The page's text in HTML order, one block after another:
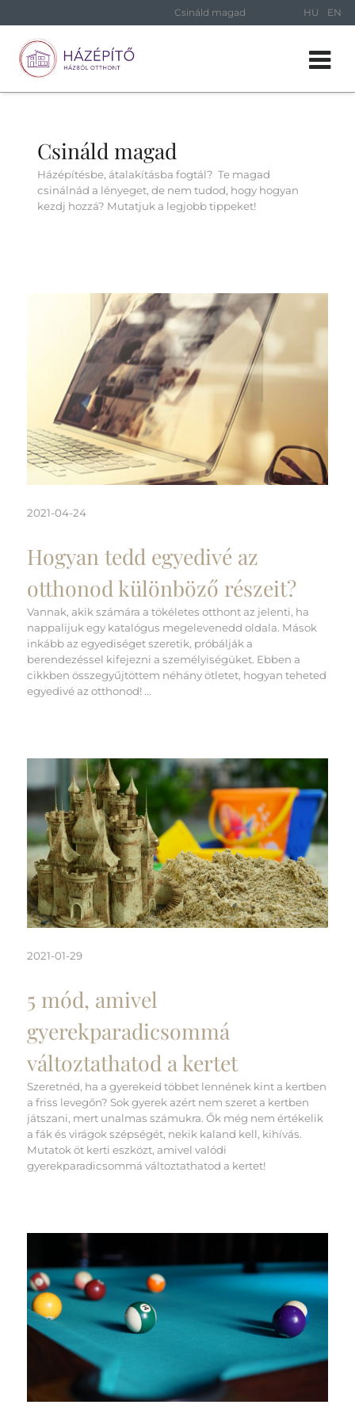
Csináld magad HU EN
Csináld magad
Házépítésbe, átalakításba fogtál? Te magad
csinálnád a lényeget, de nem tudod, hogy hogyan
kezdj hozzá? Mutatjuk a legjobb tippeket!
2021-04-24
Hogyan tedd egyedivé az
otthonod különböző részeit?
Vannak, akik számára a tökéletes otthont az jelenti, ha
nappalijuk egy katalógus megelevenedd oldala. Mások
inkább az egyediséget szeretik, próbálják a
berendezéssel kifejezni a személyiségüket. Ebben a
cikkben összegyűjtöttem néhány ötletet, hogyan teheted
egyedivé az otthonod! ...
2021-01-29
5 mód, amivel
gyerekparadicsommá
változtathatod a kertet
Szeretnéd, ha a gyerekeid többet lennének kint a kertben
a friss levegőn? Sok gyerek azért nem szeret a kertben
játszani, mert unalmas számukra. Ők még nem értékelik
a fák és virágok szépségét, nekik kaland kell, kihívás.
Mutatok öt kerti eszközt, amivel valódi
gyerekparadicsommá változtathatod a kertet!